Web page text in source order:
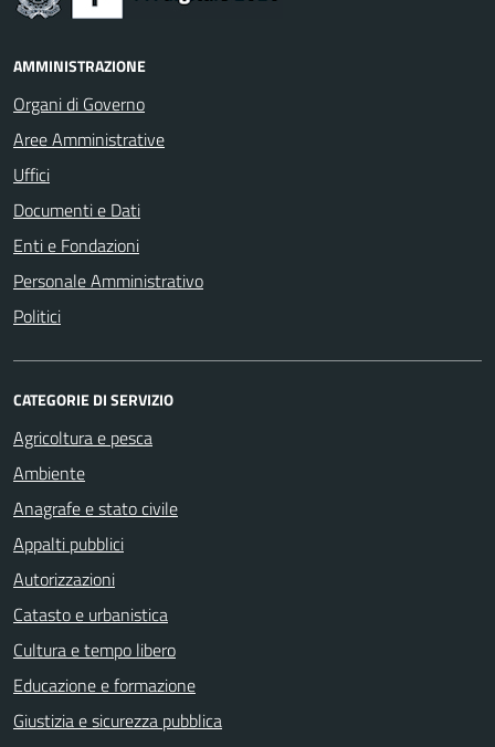
AMMINISTRAZIONE
Organi di Governo
Aree Amministrative
Uffici
Documenti e Dati
Enti e Fondazioni
Personale Amministrativo
Politici
CATEGORIE DI SERVIZIO
Agricoltura e pesca
Ambiente
Anagrafe e stato civile
Appalti pubblici
Autorizzazioni
Catasto e urbanistica
Cultura e tempo libero
Educazione e formazione
Giustizia e sicurezza pubblica